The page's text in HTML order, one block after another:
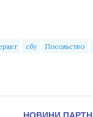
сбу Посольство